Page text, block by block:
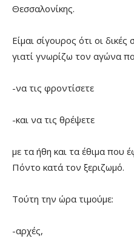
Θεσσαλονίκης.
Είμαι σίγουρος ότι οι
γιατί γνωρίζω τον αγώνα
-να τις φροντίσετε
-και να τις θρέψετε
με τα ήθη και τα έθιμα που
Πόντο κατά τον ξεριζωμό.
Τούτη την ώρα τιμούμε:
-αρχές,